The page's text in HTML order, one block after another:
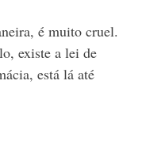
é muito cruel.
existe a lei de
está lá até